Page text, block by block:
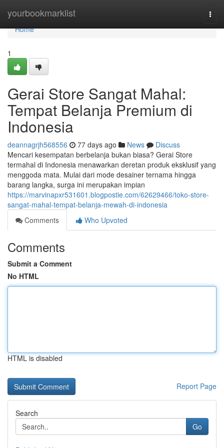
yourbookmarklist
Home
Home
1
Gerai Store Sangat Mahal:
Tempat Belanja Premium di
Indonesia
deannagrjh568556 77 days ago News
Discuss
Mencari kesempatan berbelanja bukan biasa? Gerai Store
termahal di Indonesia menawarkan deretan produk eksklusif yang
menggoda mata. Mulai dari mode desainer ternama hingga
barang langka, surga ini merupakan impian
https://marvinapxr531601.blogpostie.com/62629466/toko-store-
sangat-mahal-tempat-belanja-mewah-di-indonesia
Comments
Who Upvoted
Comments
Submit a Comment
No HTML
HTML is disabled
Report Page
Search
Go